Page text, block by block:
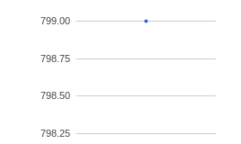
798.25
798.50
798.75
799.00